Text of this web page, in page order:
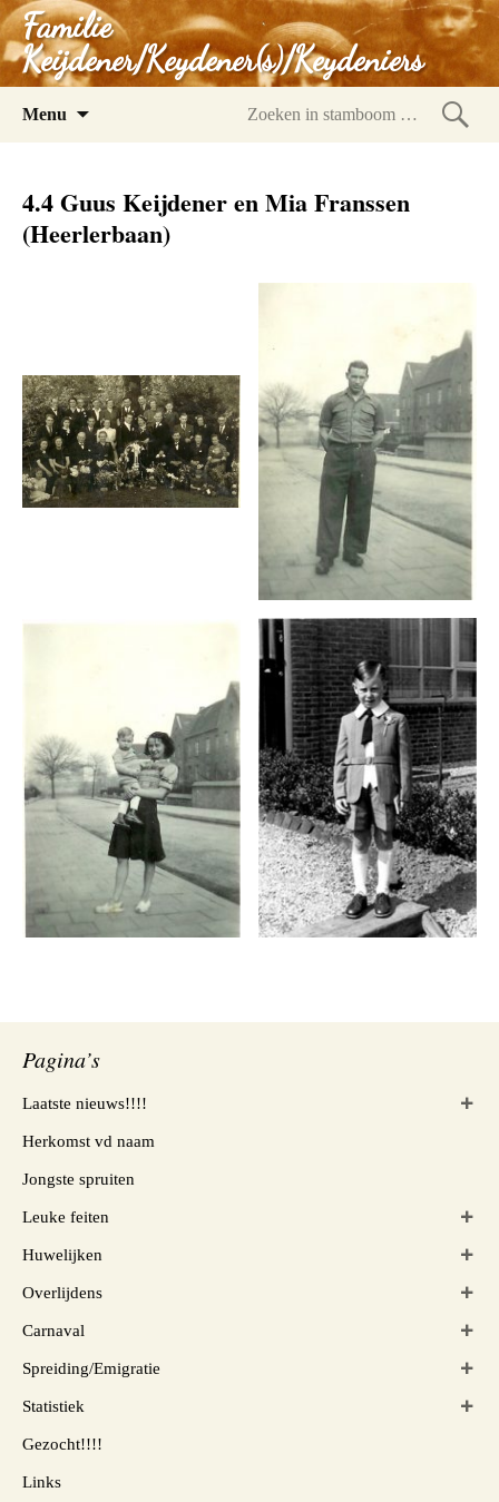
Familie
Keijdener/Keydener(s)/Keydeniers
Menu
4.4 Guus Keijdener en Mia Franssen
(Heerlerbaan)
Pagina’s
Laatste nieuws!!!!
Herkomst vd naam
Jongste spruiten
Leuke feiten
Huwelijken
Overlijdens
Carnaval
Spreiding/Emigratie
Statistiek
Gezocht!!!!
Links